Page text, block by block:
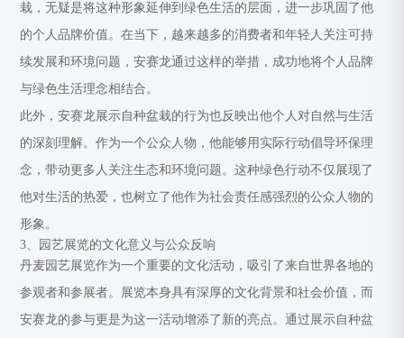
栽，无疑是将这种形象延伸到绿色生活的层面，进一步巩固了他
的个人品牌价值。在当下，越来越多的消费者和年轻人关注可持
续发展和环境问题，安赛龙通过这样的举措，成功地将个人品牌
与绿色生活理念相结合。
此外，安赛龙展示自种盆栽的行为也反映出他个人对自然与生活
的深刻理解。作为一个公众人物，他能够用实际行动倡导环保理
念，带动更多人关注生态和环境问题。这种绿色行动不仅展现了
他对生活的热爱，也树立了他作为社会责任感强烈的公众人物的
形象。
3、园艺展览的文化意义与公众反响
丹麦园艺展览作为一个重要的文化活动，吸引了来自世界各地的
参观者和参展者。展览本身具有深厚的文化背景和社会价值，而
安赛龙的参与更是为这一活动增添了新的亮点。通过展示自种盆